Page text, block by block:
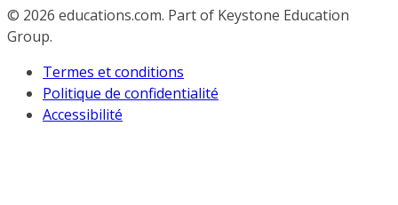
© 2026 educations.com. Part of Keystone Education
Group.
Termes et conditions
Politique de confidentialité
Accessibilité